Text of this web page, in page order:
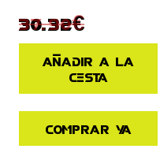
37.90€
30.32€
Añadir a la
cesta
Comprar ya